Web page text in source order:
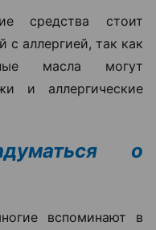
средства стоит
с аллергией, так как
масла могут
и аллергические
о
вспоминают в